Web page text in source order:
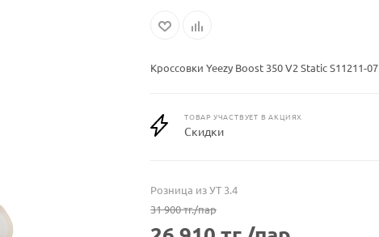
Кроссовки Yeezy Boost 350 V2 Static S11211-07
ТОВАР УЧАСТВУЕТ В АКЦИЯХ
Скидки
Розница из УТ 3.4
31 900тг./пар